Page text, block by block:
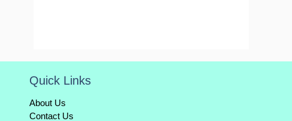
Quick Links
About Us
Contact Us